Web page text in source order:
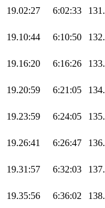
19.02:27 6:02:33 131.
19.10:44 6:10:50 132.
19.16:20 6:16:26 133.
19.20:59 6:21:05 134.
19.23:59 6:24:05 135.
19.26:41 6:26:47 136.
19.31:57 6:32:03 137.
19.35:56 6:36:02 138.